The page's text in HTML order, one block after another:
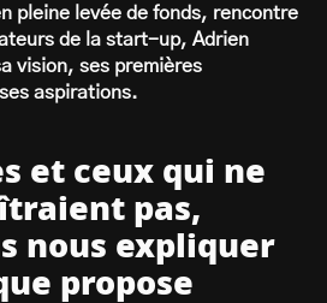
pleine levée de fonds, rencontre
de la start-up, Adrien
vision, ses premières
aspirations.
et ceux qui ne
pas,
nous expliquer
propose